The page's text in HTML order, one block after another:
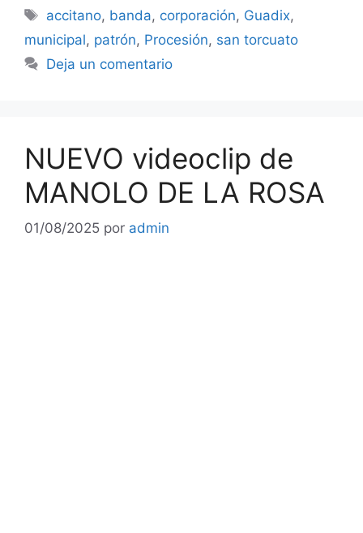
Etiquetas
accitano, banda, corporación, Guadix,
municipal, patrón, Procesión, san torcuato
Deja un comentario
NUEVO videoclip de
MANOLO DE LA ROSA
01/08/2025 por admin